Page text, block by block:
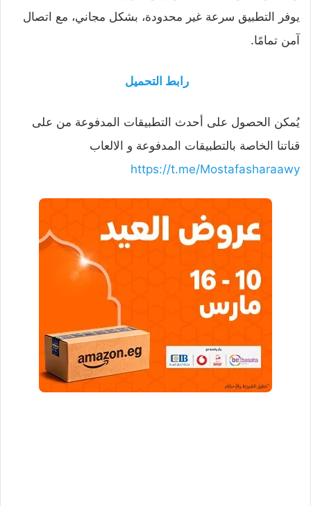
يوفر التطبيق سرعة غير محدودة، بشكل مجاني، مع اتصال
آمن تمامًا.
رابط التحميل
يُمكن الحصول على أحدث التطبيقات المدفوعة من على
قناتنا الخاصة بالتطبيقات المدفوعة و الالعاب
https://t.me/Mostafasharaawy